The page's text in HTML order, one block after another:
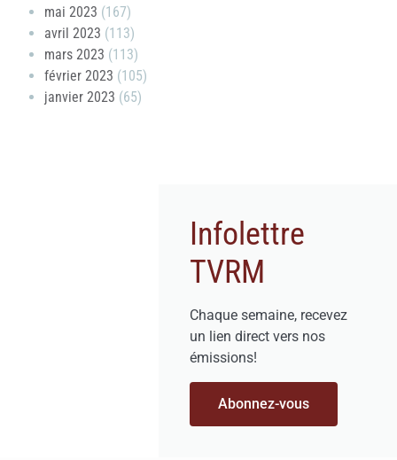
mai 2023 (167)
avril 2023 (113)
mars 2023 (113)
février 2023 (105)
janvier 2023 (65)
Infolettre
TVRM
Chaque semaine, recevez
un lien direct vers nos
émissions!
Abonnez-vous